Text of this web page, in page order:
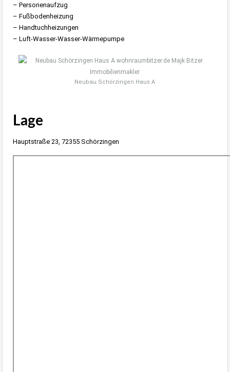
– Personenaufzug
– Fußbodenheizung
– Handtuchheizungen
– Luft-Wasser-Wasser-Wärmepumpe
Neubau Schörzingen Haus A
Lage
Hauptstraße 23, 72355 Schörzingen